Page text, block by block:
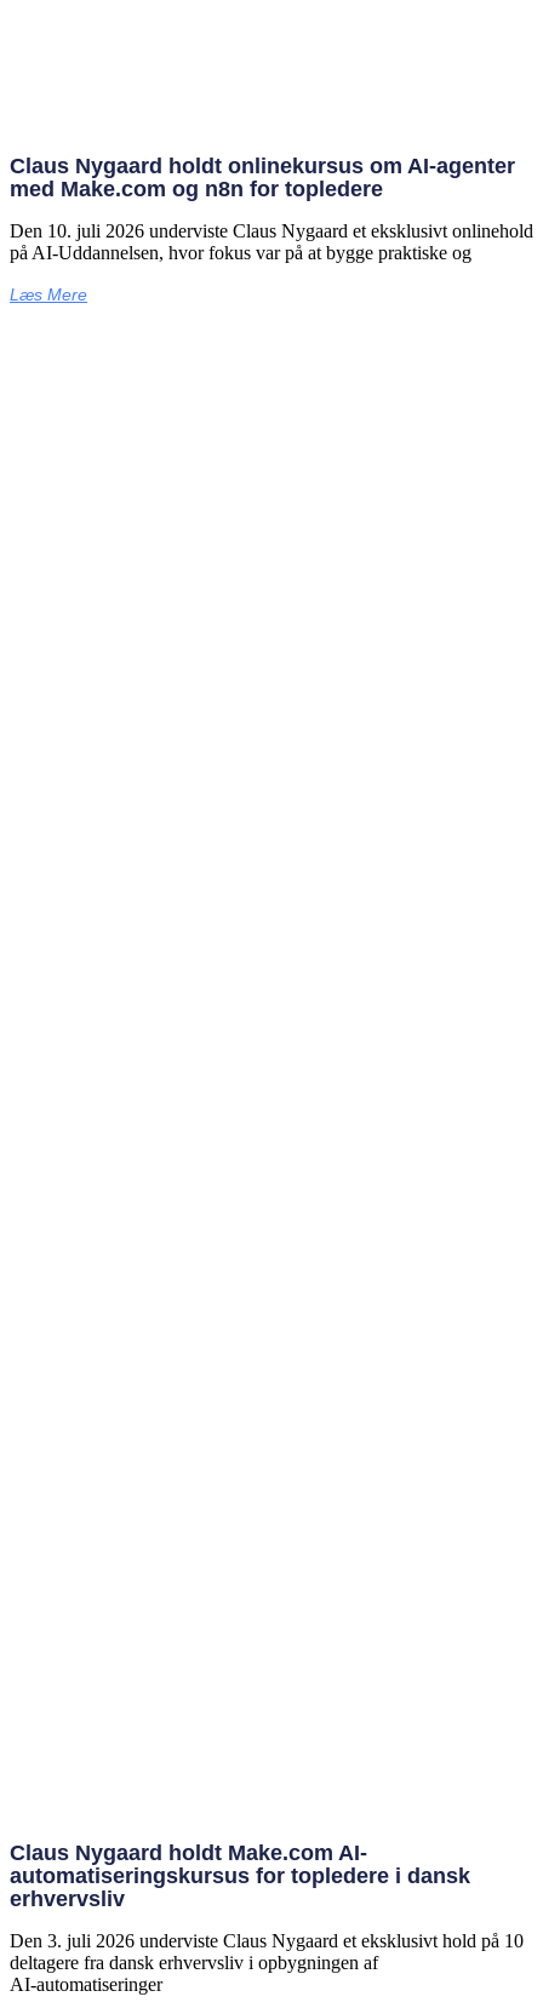
Claus Nygaard holdt onlinekursus om AI‑agenter
med Make.com og n8n for topledere
Den 10. juli 2026 underviste Claus Nygaard et eksklusivt onlinehold
på AI‑Uddannelsen, hvor fokus var på at bygge praktiske og
Læs Mere
Claus Nygaard holdt Make.com AI-
automatiseringskursus for topledere i dansk
erhvervsliv
Den 3. juli 2026 underviste Claus Nygaard et eksklusivt hold på 10
deltagere fra dansk erhvervsliv i opbygningen af
AI‑automatiseringer